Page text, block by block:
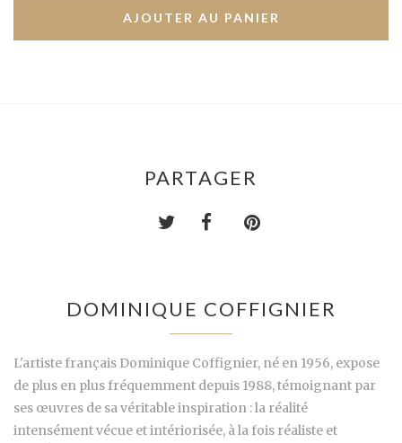
PARTAGER
DOMINIQUE COFFIGNIER
L'artiste français Dominique Coffignier, né en 1956, expose
de plus en plus fréquemment depuis 1988, témoignant par
ses œuvres de sa véritable inspiration : la réalité
intensément vécue et intériorisée, à la fois réaliste et